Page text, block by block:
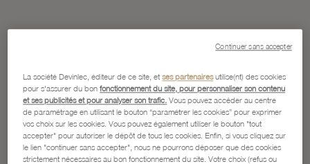
La société Devinlec, éditeur de ce site, etses partenairesutilise(nt) des cookies
pour s'assurer du bonfonctionnement du site, pour personnaliser son contenu
et ses publicités et pour analyser son trafic. Vous pouvez accéder au centre
de paramétrage en utilisant le bouton “paramétrer les cookies” pour exprimer
vos choix sur les cookies. Vous pouvez également utiliser le bouton "tout
accepter" pour autoriser le dépôt de tous les cookies. Enfin, si vous cliquez sur
le lien "continuer sans accepter", nous ne pourrons déposer que des cookies
strictement nécessaires au bon fonctionnement du site. Votre choix (refus ou
Continuer sans accepter